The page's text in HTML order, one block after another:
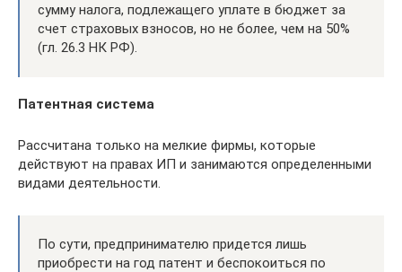
сумму налога, подлежащего уплате в бюджет за
счет страховых взносов, но не более, чем на 50%
(гл. 26.3 НК РФ).
Патентная система
Рассчитана только на мелкие фирмы, которые
действуют на правах ИП и занимаются определенными
видами деятельности.
По сути, предпринимателю придется лишь
приобрести на год патент и беспокоиться по